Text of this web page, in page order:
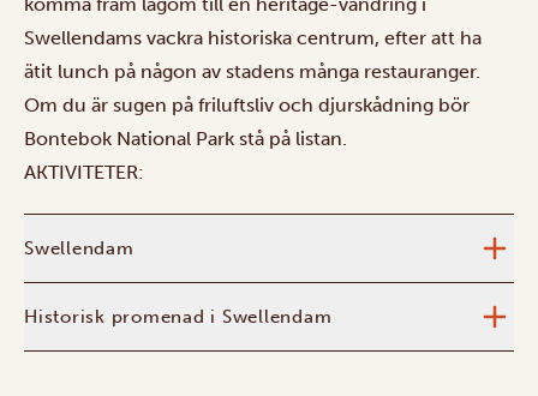
Swellendams vackra historiska centrum, efter att ha
ätit lunch på någon av stadens många restauranger.
Om du är sugen på friluftsliv och djurskådning bör
Bontebok National Park stå på listan.
AKTIVITETER:
Swellendam
Historisk promenad i Swellendam